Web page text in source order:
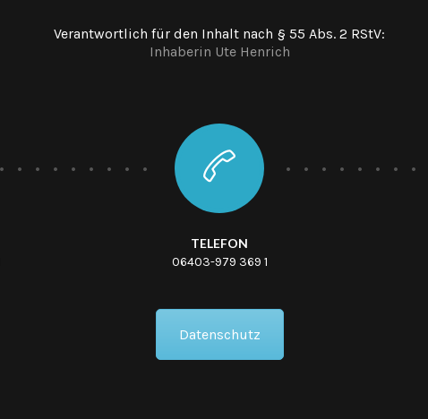
Verantwortlich für den Inhalt nach § 55 Abs. 2 RStV:
Inhaberin Ute Henrich
TELEFON
06403-979 369 1
Datenschutz